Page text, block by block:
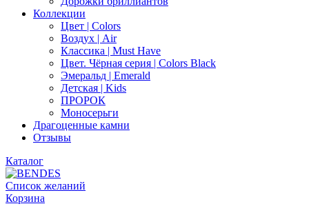
Коллекции
Цвет | Colors
Воздух | Air
Классика | Must Have
Цвет. Чёрная серия | Colors Black
Эмеральд | Emerald
Детская | Kids
ПРОРОК
Моносерьги
Драгоценные камни
Отзывы
Каталог
Список желаний
Корзина